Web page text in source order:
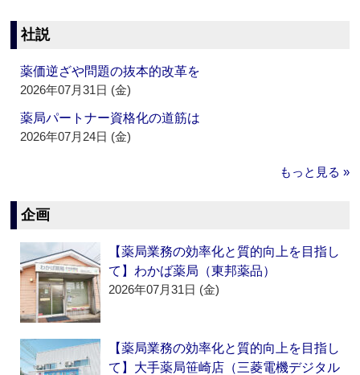
社説
薬価逆ざや問題の抜本的改革を
2026年07月31日 (金)
薬局パートナー資格化の道筋は
2026年07月24日 (金)
もっと見る »
企画
【薬局業務の効率化と質的向上を目指し
て】わかば薬局（東邦薬品）
2026年07月31日 (金)
【薬局業務の効率化と質的向上を目指し
て】大手薬局笹崎店（三菱電機デジタル